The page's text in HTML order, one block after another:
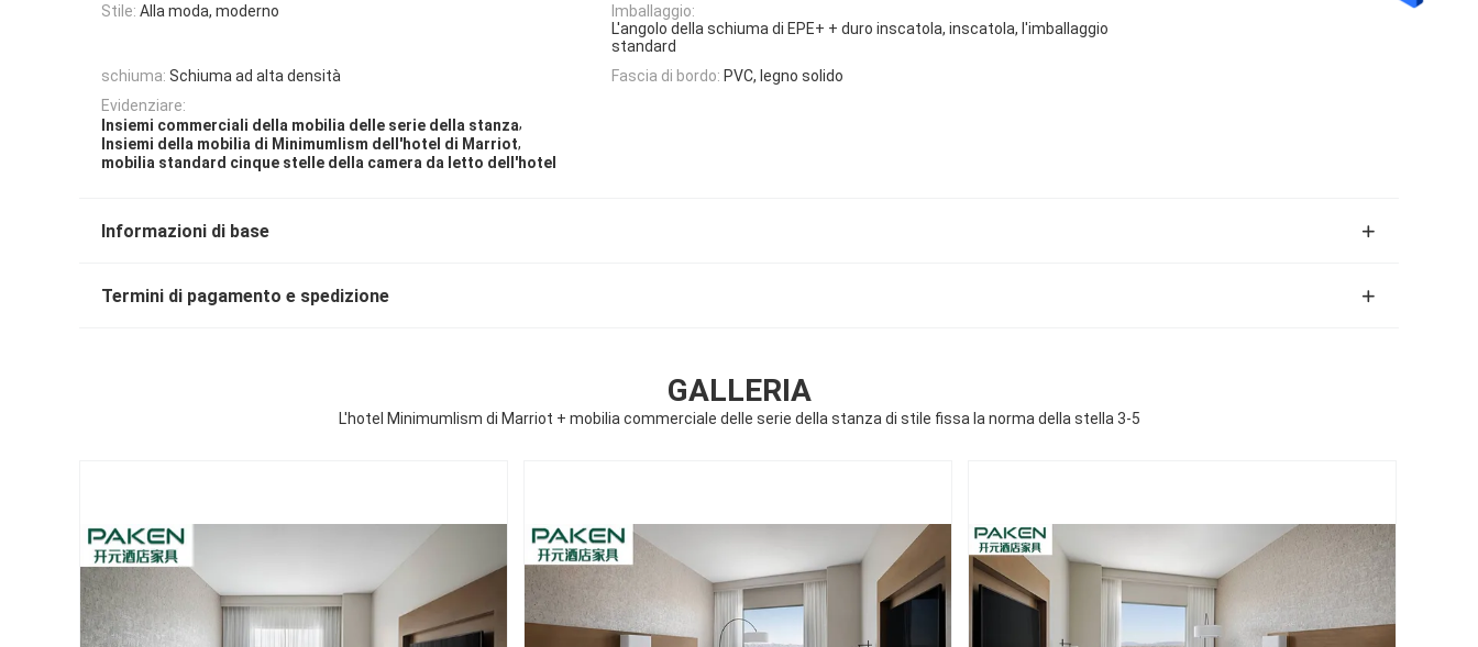
Stile: Alla moda, moderno
Imballaggio:
L'angolo della schiuma di EPE+ + duro inscatola, inscatola, l'imballaggio
standard
schiuma: Schiuma ad alta densità Fascia di bordo: PVC, legno solido
Evidenziare:
Insiemi commerciali della mobilia delle serie della stanza,
Insiemi della mobilia di Minimumlism dell'hotel di Marriot,
mobilia standard cinque stelle della camera da letto dell'hotel
Informazioni di base
Termini di pagamento e spedizione
GALLERIA
L'hotel Minimumlism di Marriot + mobilia commerciale delle serie della stanza di stile fissa la norma della stella 3-5